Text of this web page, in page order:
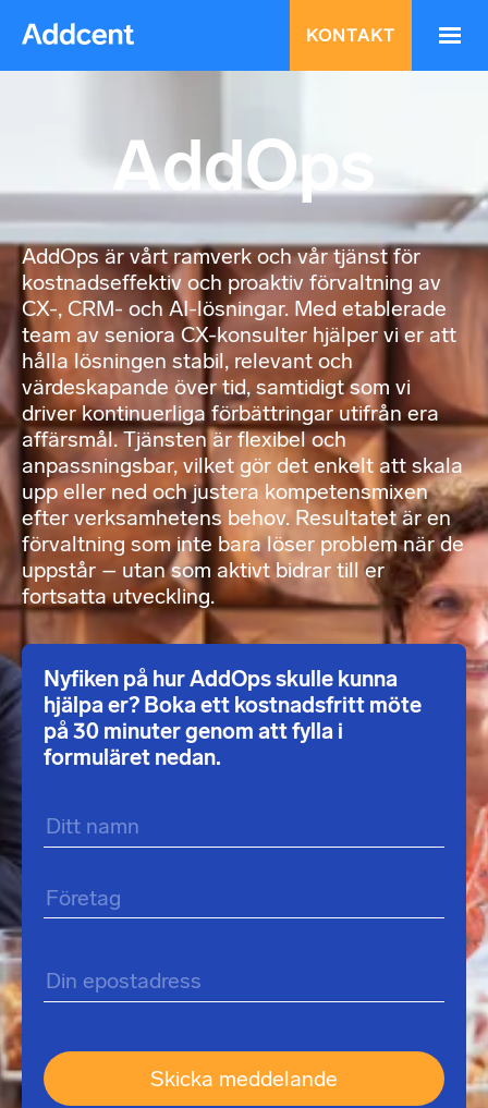
KONTAKT
AddOps
AddOps är vårt ramverk och vår tjänst för
kostnadseffektiv och proaktiv förvaltning av
CX-, CRM- och AI-lösningar. Med etablerade
team av seniora CX-konsulter hjälper vi er att
hålla lösningen stabil, relevant och
värdeskapande över tid, samtidigt som vi
driver kontinuerliga förbättringar utifrån era
affärsmål. Tjänsten är flexibel och
anpassningsbar, vilket gör det enkelt att skala
upp eller ned och justera kompetensmixen
efter verksamhetens behov. Resultatet är en
förvaltning som inte bara löser problem när de
uppstår – utan som aktivt bidrar till er
fortsatta utveckling.
Nyfiken på hur AddOps skulle kunna
hjälpa er? Boka ett kostnadsfritt möte
på 30 minuter genom att fylla i
formuläret nedan.